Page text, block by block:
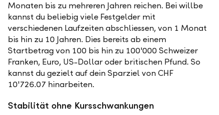
Monaten bis zu mehreren Jahren reichen. Bei willbe
kannst du beliebig viele Festgelder mit
verschiedenen Laufzeiten abschliessen, von 1 Monat
bis hin zu 10 Jahren. Dies bereits ab einem
Startbetrag von 100 bis hin zu 100'000 Schweizer
Franken, Euro, US-Dollar oder britischen Pfund. So
kannst du gezielt auf dein Sparziel von CHF
10'726.07 hinarbeiten.
Stabilität ohne Kursschwankungen